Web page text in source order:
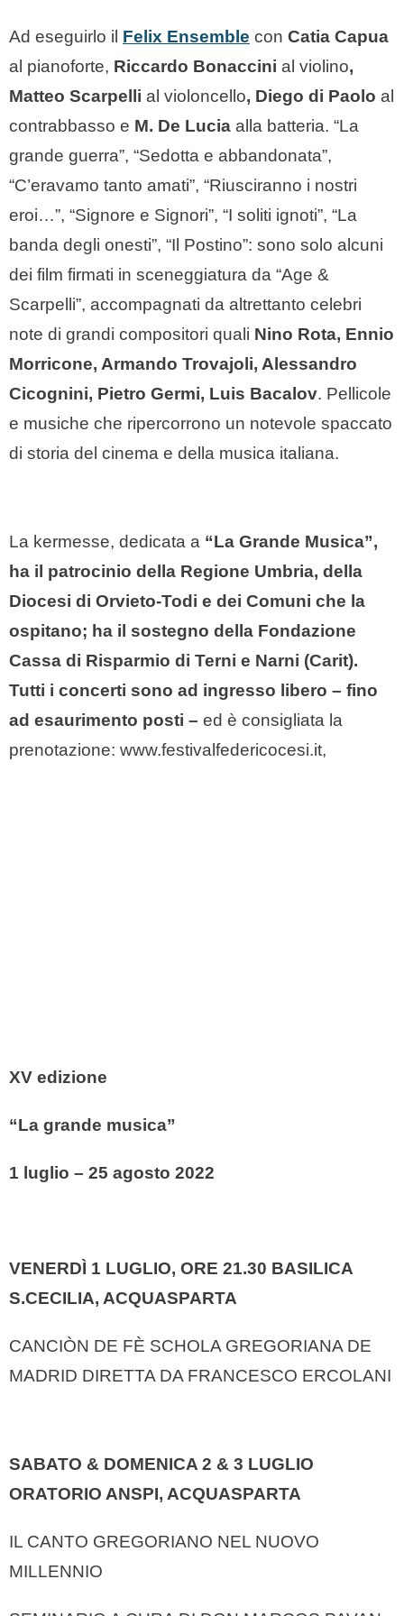
Ad eseguirlo il Felix Ensemble con Catia Capua
al pianoforte, Riccardo Bonaccini al violino,
Matteo Scarpelli al violoncello, Diego di Paolo al
contrabbasso e M. De Lucia alla batteria. “La
grande guerra”, “Sedotta e abbandonata”,
“C’eravamo tanto amati”, “Riusciranno i nostri
eroi…”, “Signore e Signori”, “I soliti ignoti”, “La
banda degli onesti”, “Il Postino”: sono solo alcuni
dei film firmati in sceneggiatura da “Age &
Scarpelli”, accompagnati da altrettanto celebri
note di grandi compositori quali Nino Rota, Ennio
Morricone, Armando Trovajoli, Alessandro
Cicognini, Pietro Germi, Luis Bacalov. Pellicole
e musiche che ripercorrono un notevole spaccato
di storia del cinema e della musica italiana.
La kermesse, dedicata a “La Grande Musica”,
ha il patrocinio della Regione Umbria, della
Diocesi di Orvieto-Todi e dei Comuni che la
ospitano; ha il sostegno della Fondazione
Cassa di Risparmio di Terni e Narni (Carit).
Tutti i concerti sono ad ingresso libero – fino
ad esaurimento posti – ed è consigliata la
prenotazione: www.festivalfedericocesi.it,
XV edizione
“La grande musica”
1 luglio – 25 agosto 2022
VENERDÌ 1 LUGLIO, ORE 21.30 BASILICA
S.CECILIA, ACQUASPARTA
CANCIÒN DE FÈ SCHOLA GREGORIANA DE
MADRID DIRETTA DA FRANCESCO ERCOLANI
SABATO & DOMENICA 2 & 3 LUGLIO
ORATORIO ANSPI, ACQUASPARTA
IL CANTO GREGORIANO NEL NUOVO
MILLENNIO